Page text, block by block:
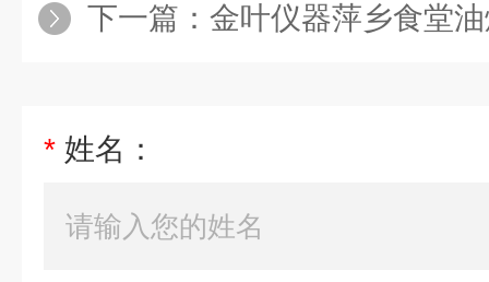
下一篇： 金叶仪器萍乡食堂油
* 姓名：